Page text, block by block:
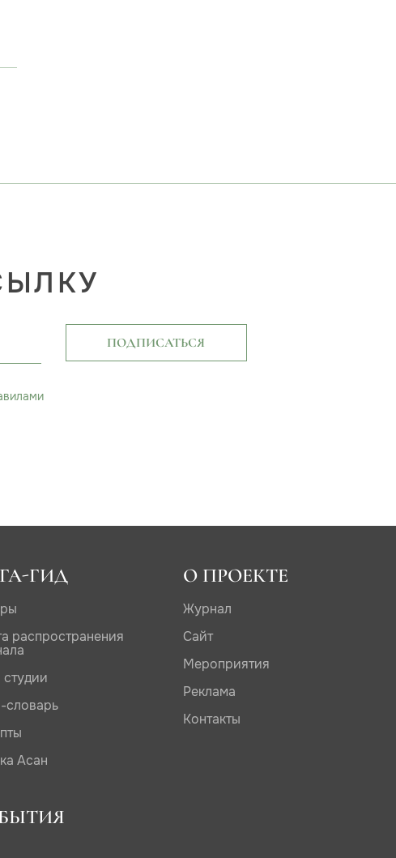
ПОДПИСАТЬСЯ
ГИД
распространения
студии
словарь
Асан
О ПРОЕКТЕ
Журнал
Сайт
Мероприятия
Реклама
Контакты